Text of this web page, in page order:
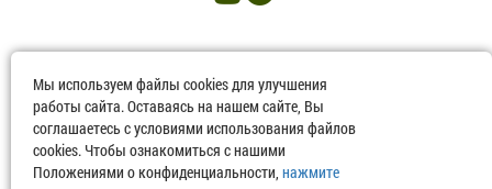
©2013-2026 НМИЦ ТПМ. Любое копирование и размещение в сторонних
источниках информации возможно только при реальной ссылке на
www.gnicpm.ru
Политика обработки персональных данных
Мы используем файлы cookies для улучшения
работы сайта. Оставаясь на нашем сайте, Вы
соглашаетесь с условиями использования файлов
cookies. Чтобы ознакомиться с нашими
Положениями о конфиденциальности, нажмите